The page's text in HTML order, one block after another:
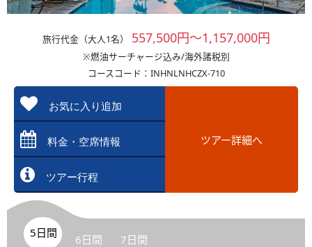
旅行代金（大人1名） 557,500円～1,157,000円
※燃油サーチャージ込み/海外諸税別
コースコード：INHNLNHCZX-710
お気に入り追加
料金・空席情報
ツアー行程
ツアー詳細へ
5日間 6日間 7日間